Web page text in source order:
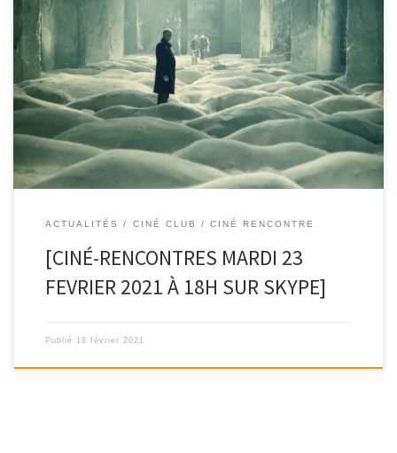
La semaine prochaine, la discussion se poursuivra avec le film
« Stalker » de Andreï Tarkovski, disponible […]
ACTUALITÉS CINÉ CLUB / CINÉ RENCONTRE
[CINÉ-RENCONTRES MARDI 23
FEVRIER 2021 À 18H SUR SKYPE]
Publié 18 février 2021